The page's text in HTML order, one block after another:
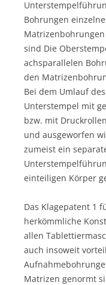
Bohrungen
sind Die
achsparallelen
den
Bei dem Umlauf
Unterstempel mit
bzw. mit
und ausgeworfen
zumeist ein
einteiligen Körper
Das Klagepatent 1
herkömmliche
allen
auch insoweit
Matrizen genormt